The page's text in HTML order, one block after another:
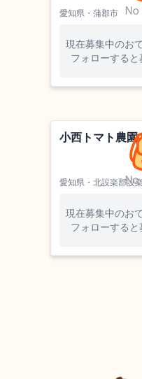
愛知県・蒲郡市
現在募集中のお
フォローする
小西トマト農園
愛知県・北設楽郡設
現在募集中のお
フォローする